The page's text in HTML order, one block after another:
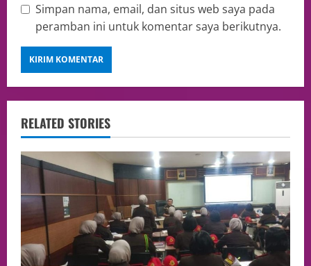
Simpan nama, email, dan situs web saya pada
peramban ini untuk komentar saya berikutnya.
RELATED STORIES